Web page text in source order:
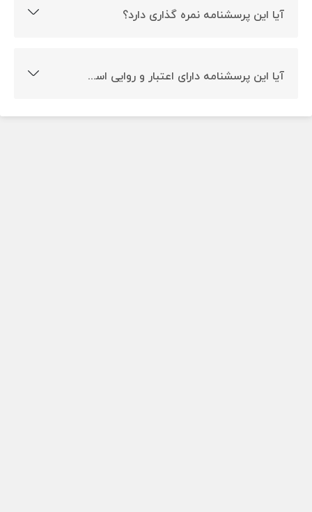
آیا این پرسشنامه نمره گذاری دارد؟
آیا این پرسشنامه دارای اعتبار و روایی است؟